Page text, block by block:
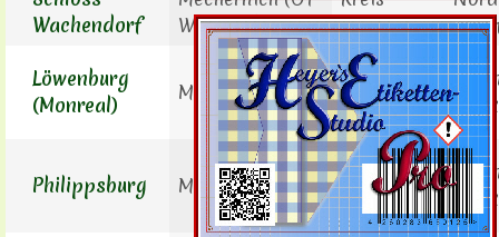
Wachendorf
Wachendorf)
Euskirchen
Löwenburg
(Monreal)
Monreal
Landkreis
Mayen-
Koblenz
Pfalz
Philippsburg Monreal
Landkreis
Mayen-
Koblenz
Pfalz